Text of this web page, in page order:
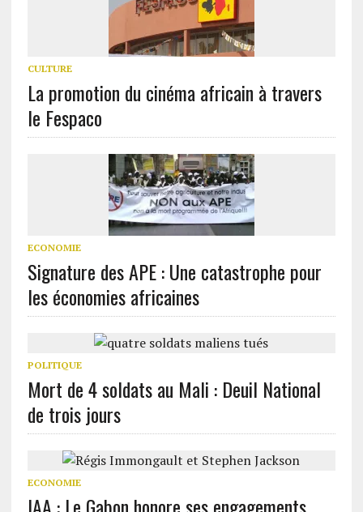
CULTURE
La promotion du cinéma africain à travers
le Fespaco
ECONOMIE
Signature des APE : Une catastrophe pour
les économies africaines
POLITIQUE
Mort de 4 soldats au Mali : Deuil National
de trois jours
ECONOMIE
IAA : Le Gabon honore ses engagements